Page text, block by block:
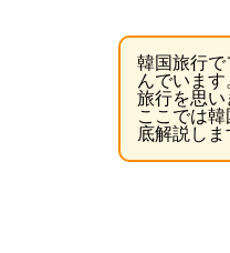
韓国旅行
んでいます
旅行を思い
ここでは
底解説しま